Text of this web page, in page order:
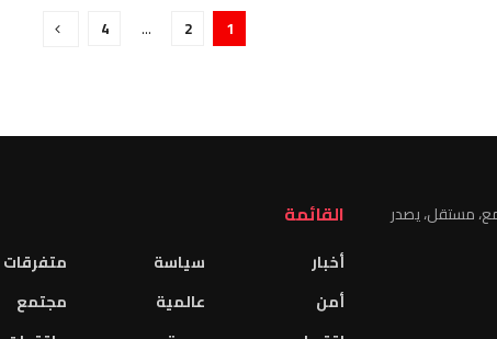
1
2
…
4
مستقل، يصدر
القائمة
أخبار
أمن
سياسة
عالمية
متفرقات
مجتمع